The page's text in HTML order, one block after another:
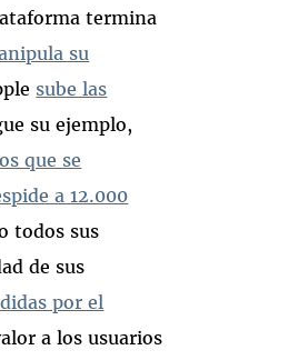
termina
su
sube las
su ejemplo,
que se
a 12.000
todos sus
de sus
por el
a los usuarios